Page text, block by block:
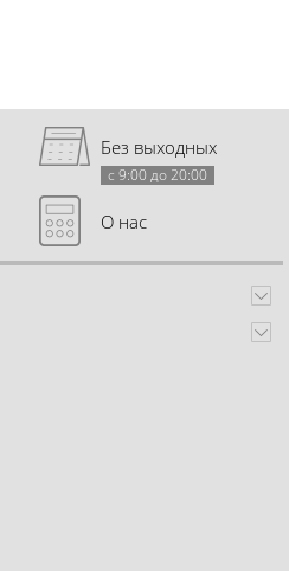
Без выходных
с 9:00 до 20:00
О нас